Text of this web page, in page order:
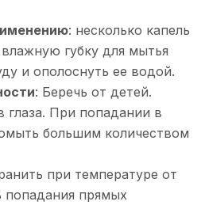
: несколько капель
губку для мытья
и ополоснуть ее водой.
: Беречь от детей.
глаза. При попадании в
большим количеством
при температуре от
попадания прямых